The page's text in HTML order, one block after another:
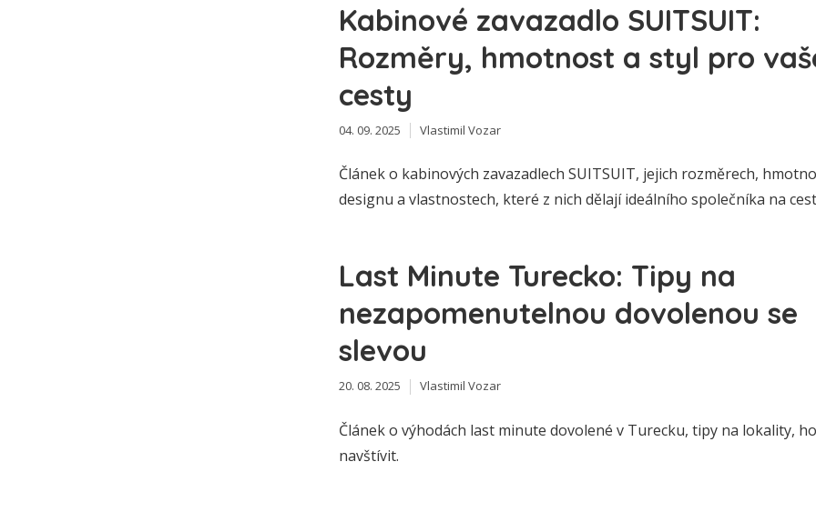
Kabinové zavazadlo SUITSUIT:
Rozměry, hmotnost a styl pro
cesty
04. 09. 2025 Vlastimil Vozar
Článek o kabinových zavazadlech SUITSUIT, jejich rozměrech,
designu a vlastnostech, které z nich dělají ideálního společníka na
Last Minute Turecko: Tipy na
nezapomenutelnou dovolenou se
slevou
20. 08. 2025 Vlastimil Vozar
Článek o výhodách last minute dovolené v Turecku, tipy na lokality,
navštívit.